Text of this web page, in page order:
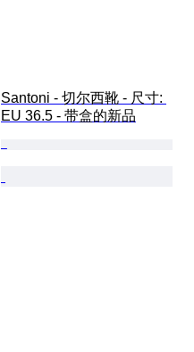
Santoni - 切尔西靴 - 尺寸:
EU 36.5 - 带盒的新品